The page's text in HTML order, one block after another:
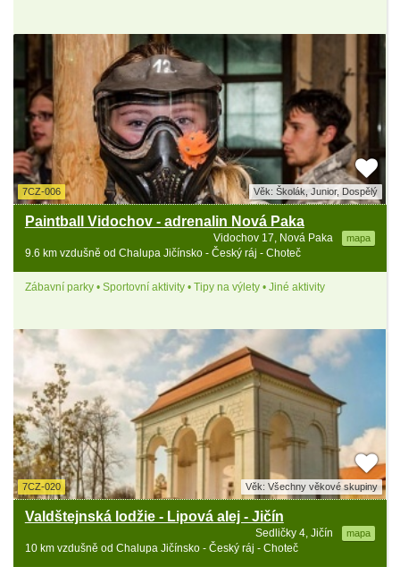
7CZ-006 Věk: Školák, Junior, Dospělý
Paintball Vidochov - adrenalin Nová Paka
Vidochov 17, Nová Paka mapa
9.6 km vzdušně od Chalupa Jičínsko - Český ráj - Choteč
Zábavní parky • Sportovní aktivity • Tipy na výlety • Jiné aktivity
7CZ-020 Věk: Všechny věkové skupiny
Valdštejnská lodžie - Lipová alej - Jičín
Sedličky 4, Jičín mapa
10 km vzdušně od Chalupa Jičínsko - Český ráj - Choteč